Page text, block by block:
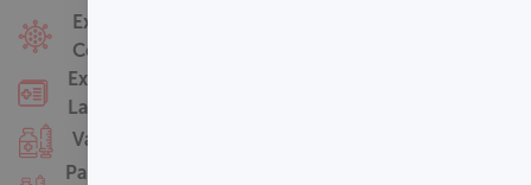
Exames
Covid-19
Exames
Laboratoriais
Vacinas
Pacotes